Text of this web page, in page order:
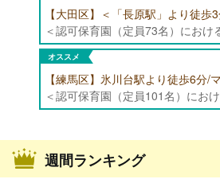
オススメ
週間ランキング